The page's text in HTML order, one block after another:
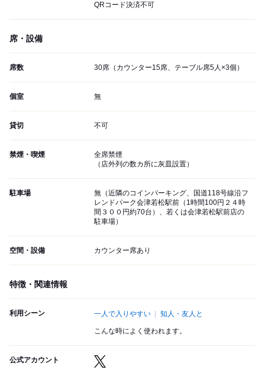
QRコード決済不可
席・設備
席数 30席（カウンター15席、テーブル席5人×3個）
個室 無
貸切 不可
禁煙・喫煙
全席禁煙
（店外列の数カ所に灰皿設置）
駐車場
無（近隣のコインパーキング、国道118号線沿フ
レンドパーク会津若松駅前（1時間100円２４時
間３００円約70台）、若くは会津若松駅前店の
駐車場）
空間・設備 カウンター席あり
特徴・関連情報
利用シーン 一人で入りやすい 知人・友人と
こんな時によく使われます。
公式アカウント